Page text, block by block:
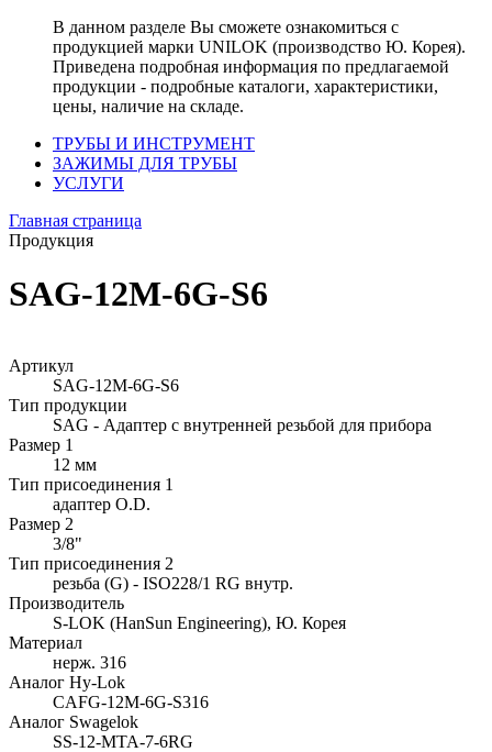
В данном разделе Вы сможете ознакомиться с
продукцией марки UNILOK (производство Ю. Корея).
Приведена подробная информация по предлагаемой
продукции - подробные каталоги, характеристики,
цены, наличие на складе.
ТРУБЫ И ИНСТРУМЕНТ
ЗАЖИМЫ ДЛЯ ТРУБЫ
УСЛУГИ
Главная страница
Продукция
SAG-12M-6G-S6
Артикул
SAG-12M-6G-S6
Тип продукции
SAG - Адаптер с внутренней резьбой для прибора
Размер 1
12 мм
Тип присоединения 1
адаптер O.D.
Размер 2
3/8"
Тип присоединения 2
резьба (G) - ISO228/1 RG внутр.
Производитель
S-LOK (HanSun Engineering), Ю. Корея
Материал
нерж. 316
Аналог Hy-Lok
CAFG-12M-6G-S316
Аналог Swagelok
SS-12-MTA-7-6RG